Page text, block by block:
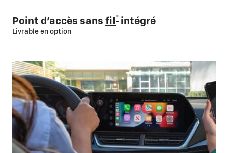
Point d’accès sans fil * intégré
Livrable en option